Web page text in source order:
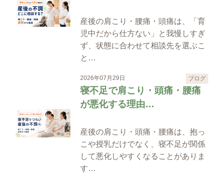
産後の肩こり・腰痛・頭痛は、「育
児中だから仕方ない」と我慢しすぎ
ず、状態に合わせて相談先を選ぶこ
と…
2026年07月29日 ブログ
寝不足で肩こり・頭痛・腰痛
が悪化する理由…
産後の肩こり・頭痛・腰痛は、抱っ
こや授乳だけでなく、寝不足が関係
して悪化しやすくなることがありま
す…